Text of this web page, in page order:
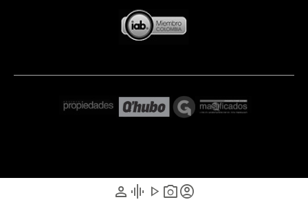
person graphic_eq play_arrow photo_cameraaccount_circle